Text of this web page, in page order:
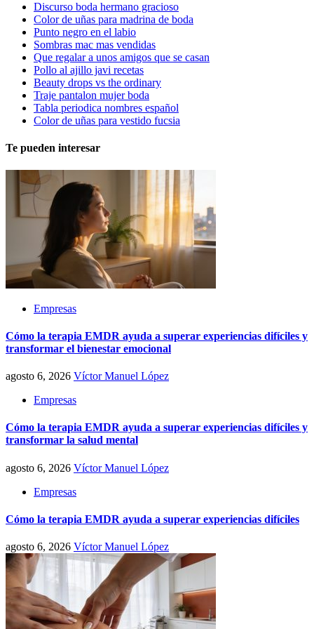
Discurso boda hermano gracioso
Color de uñas para madrina de boda
Punto negro en el labio
Sombras mac mas vendidas
Que regalar a unos amigos que se casan
Pollo al ajillo javi recetas
Beauty drops vs the ordinary
Traje pantalon mujer boda
Tabla periodica nombres español
Color de uñas para vestido fucsia
Te pueden interesar
Empresas
Cómo la terapia EMDR ayuda a superar experiencias difíciles y
transformar el bienestar emocional
agosto 6, 2026 Víctor Manuel López
Empresas
Cómo la terapia EMDR ayuda a superar experiencias difíciles y
transformar la salud mental
agosto 6, 2026 Víctor Manuel López
Empresas
Cómo la terapia EMDR ayuda a superar experiencias difíciles
agosto 6, 2026 Víctor Manuel López